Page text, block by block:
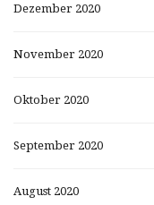
Dezember 2020
November 2020
Oktober 2020
September 2020
August 2020